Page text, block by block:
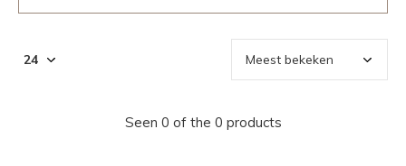
Seen 0 of the 0 products